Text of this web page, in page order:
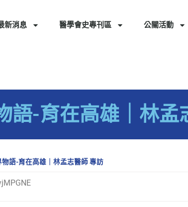
新消息 醫學會史專刊區 公關活動
語-育在高雄｜林
物語-育在高雄｜林孟志醫師 專訪